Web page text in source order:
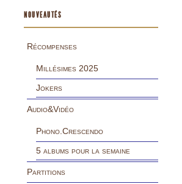
NOUVEAUTÉS
Récompenses
Millésimes 2025
Jokers
Audio&Vidéo
Phono.Crescendo
5 albums pour la semaine
Partitions